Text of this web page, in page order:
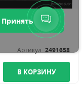
BL
Артикул: 2491658
Принять